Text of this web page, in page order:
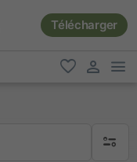
Télécharger
favori
aucun